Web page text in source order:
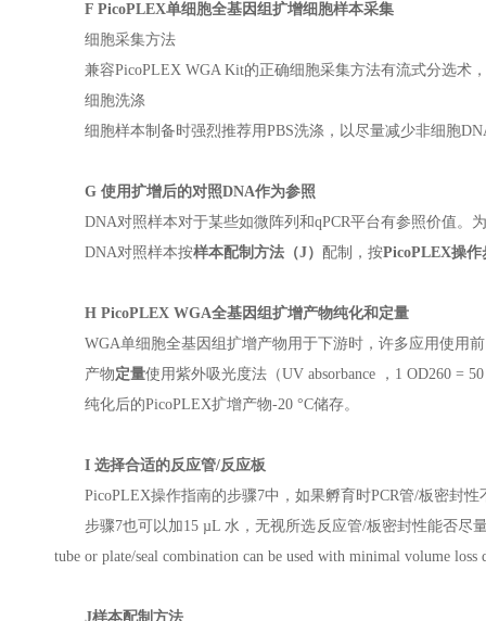
F PicoPLEX单细胞全基因组扩增细胞样本采集
细胞采集方法
兼容PicoPLEX WGA Kit的正确细胞采集方法有流式分选术
细胞洗涤
细胞样本制备时强烈推荐用PBS洗涤，以尽量减少非细胞
G 使用扩增后的对照DNA作为参照
DNA对照样本对于某些如微阵列和qPCR平台有参照价值。
DNA对照样本按样本配制方法（J） 配制，按PicoPLEX操
H PicoPLEX WGA全基因组扩增产物纯化和定量
WGA单细胞全基因组扩增产物用于下游时，许多应用使用
产物定量使用紫外吸光度法（UV absorbance ， 1 OD260 =
纯化后的PicoPLEX扩增产物-20 °C储存。
I 选择合适的反应管/反应板
PicoPLEX操作指南的步骤7中，如果孵育时PCR管/板密封
步骤7也可以加15 µL 水，无视所选反应管/板密封性能否尽量
tube or plate/seal combination can be used with minimal volume loss
J样本配制方法